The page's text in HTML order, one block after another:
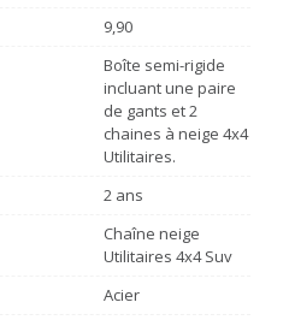
9,90
Boîte semi-rigide
incluant une paire
de gants et 2
chaines à neige 4x4
Utilitaires.
2 ans
Chaîne neige
Utilitaires 4x4 Suv
Acier